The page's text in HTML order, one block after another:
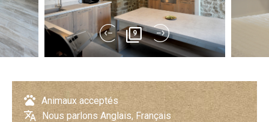
9
Animaux acceptés
Nous parlons Anglais, Français